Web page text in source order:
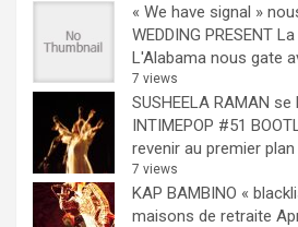
« We have signal »
WEDDING PRESENT
L'Alabama nous gate
7 views
SUSHEELA RAMAN
INTIMEPOP #51
revenir au premier
7 views
KAP BAMBINO «
maisons de retraite